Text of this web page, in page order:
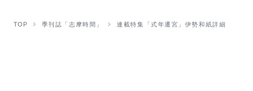
TOP 季刊誌「志摩時間」 連載特集「式年遷宮」伊勢和紙詳細